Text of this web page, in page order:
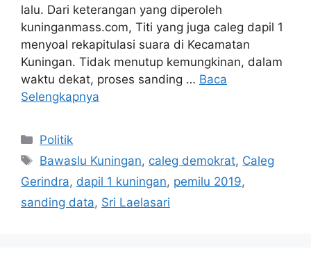
lalu. Dari keterangan yang diperoleh
kuninganmass.com, Titi yang juga caleg dapil 1
menyoal rekapitulasi suara di Kecamatan
Kuningan. Tidak menutup kemungkinan, dalam
waktu dekat, proses sanding … Baca
Selengkapnya
Kategori
Politik
Tag
Bawaslu Kuningan, caleg demokrat, Caleg
Gerindra, dapil 1 kuningan, pemilu 2019,
sanding data, Sri Laelasari